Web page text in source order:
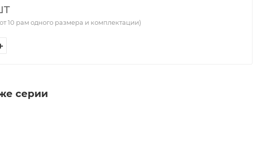
10 рам одного размера и комплектации)
серии